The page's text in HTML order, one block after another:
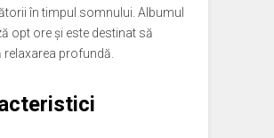
în timpul somnului. Albumul
opt ore și este destinat să
relaxarea profundă.